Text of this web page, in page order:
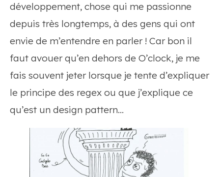
développement, chose qui me passionne
depuis très longtemps, à des gens qui ont
envie de m’entendre en parler ! Car bon il
faut avouer qu’en dehors de O’clock, je me
fais souvent jeter lorsque je tente d’expliquer
le principe des regex ou que j’explique ce
qu’est un design pattern…